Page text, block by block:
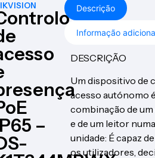
–
Descrição
Informação
DESCRIÇÃO
Um dispositivo de
acesso autónomo
combinação de
e de um leitor
unidade: É capaz
os utilizadores,